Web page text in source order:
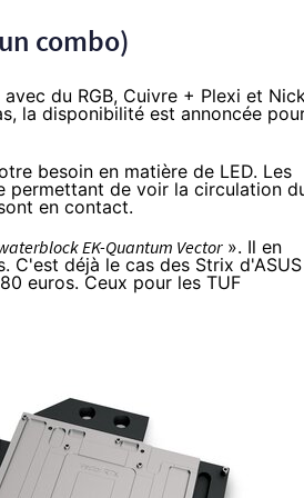
combo)
du RGB, Cuivre + Plexi et
la disponibilité est annoncée
besoin en matière de LED. Les
permettant de voir la circulation
en contact.
EK-Quantum Vector». Il en
C'est déjà le cas des Strix d'ASUS
euros. Ceux pour les TUF